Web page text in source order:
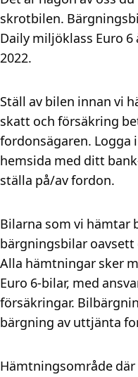
skrotbilen.
Daily miljöklass Euro 6
2022.
Ställ av bilen innan vi
skatt och försäkring
fordonsägaren. Logga
hemsida med ditt
ställa på/av fordon.
Bilarna som vi hämtar
bärgningsbilar
Alla hämtningar sker
Euro 6-bilar, med
försäkringar.
bärgning av uttjänta
Hämtningsområde